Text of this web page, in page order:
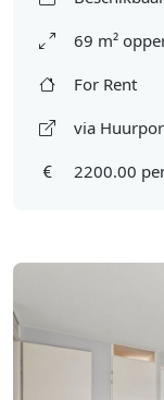
69 m²
For Rent
via
2200.00